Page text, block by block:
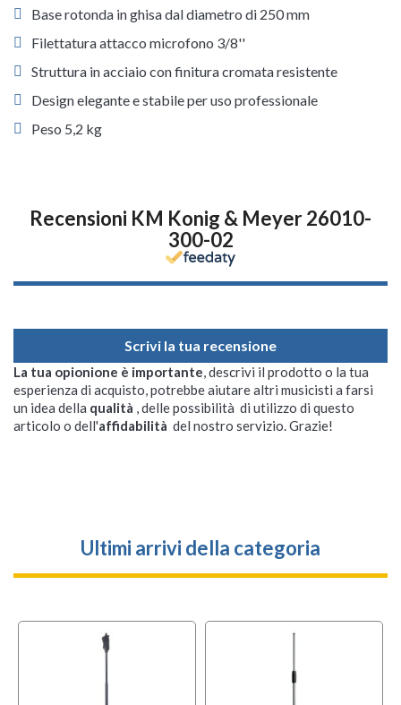
Base rotonda in ghisa dal diametro di 250 mm
Filettatura attacco microfono 3/8''
Struttura in acciaio con finitura cromata resistente
Design elegante e stabile per uso professionale
Peso 5,2 kg
Recensioni KM Konig & Meyer 26010-
300-02
Scrivi la tua recensione
La tua opionione è importante, descrivi il prodotto o la tua
esperienza di acquisto, potrebbe aiutare altri musicisti a farsi
un idea della qualità , delle possibilità di utilizzo di questo
articolo o dell'affidabilità del nostro servizio. Grazie!
Ultimi arrivi della categoria